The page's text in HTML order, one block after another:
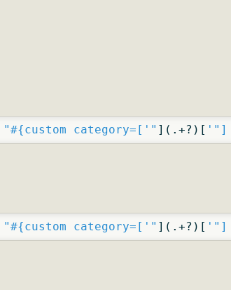
"#{custom category=['" ](.+?)[ '"]
"#{custom category=['" ](.+?)[ '"]